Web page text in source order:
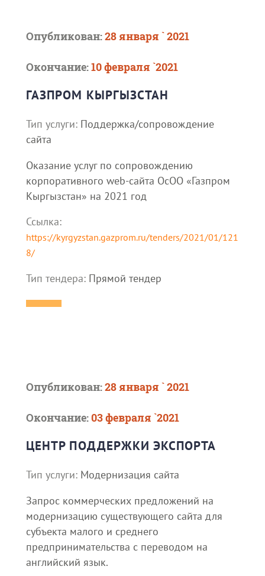
Опубликован:28 января ` 2021
Окончание:10 февраля `2021
ГАЗПРОМ КЫРГЫЗСТАН
Тип услуги: Поддержка/сопровождение
сайта
Оказание услуг по сопровождению
корпоративного web-сайта ОсОО «Газпром
Кыргызстан» на 2021 год
Ссылка:
https://kyrgyzstan.gazprom.ru/tenders/2021/01/121
8/
Тип тендера: Прямой тендер
Опубликован:28 января ` 2021
Окончание:03 февраля `2021
ЦЕНТР ПОДДЕРЖКИ ЭКСПОРТА
Тип услуги: Модернизация сайта
Запрос коммерческих предложений на
модернизацию существующего сайта для
субъекта малого и среднего
предпринимательства с переводом на
английский язык.